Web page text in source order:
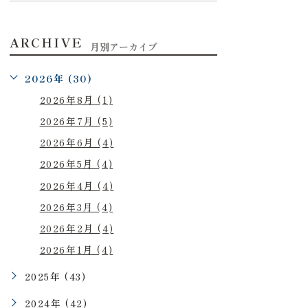
ARCHIVE 月別アーカイブ
2026年 (30)
2026年8月 (1)
2026年7月 (5)
2026年6月 (4)
2026年5月 (4)
2026年4月 (4)
2026年3月 (4)
2026年2月 (4)
2026年1月 (4)
2025年 (43)
2024年 (42)